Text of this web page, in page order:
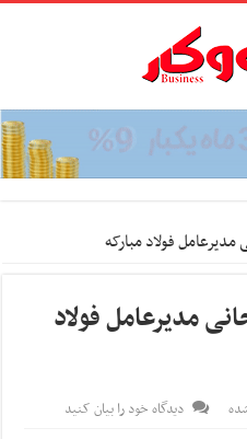
فولاد مبارکه
مدیرعامل فولاد
دیدگاه خود را بیان کنید